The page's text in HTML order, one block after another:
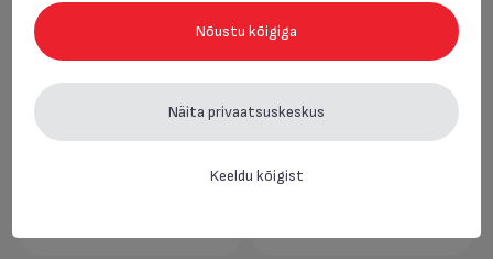
Hakkija Tefal Eco
Nõustu kõigiga
Näita privaatsuskeskus
Keeldu kõigist